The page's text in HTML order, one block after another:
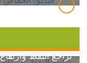
تراجع النفط